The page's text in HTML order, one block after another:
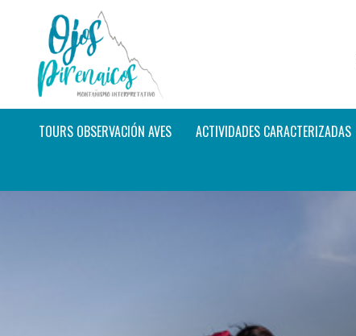
TOURS OBSERVACIÓN AVES ACTIVIDADES CARACTERIZADAS